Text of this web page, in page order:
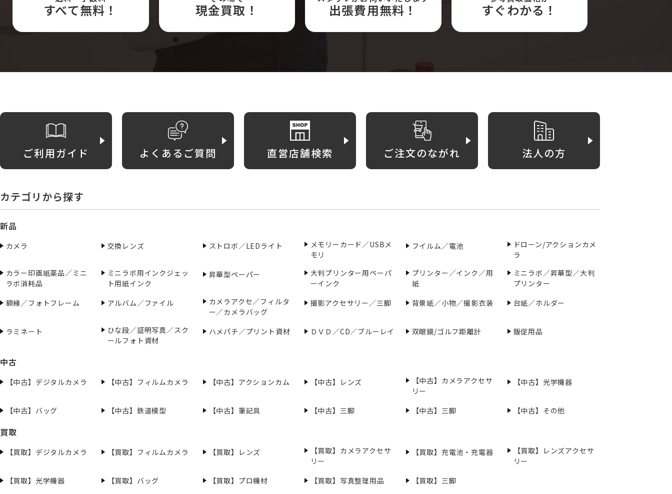
すべて無料！ 現金買取！ 出張費用無料！ すぐわかる！
ご利用ガイド よくあるご質問 直営店舗検索 ご注文のながれ 法人の方
カテゴリから探す
新品
カメラ 交換レンズ ストロボ／LEDライト
メモリーカード／USBメ
モリ
フイルム／電池
ドローン/アクションカメ
ラ
カラー印画紙薬品／ミニ
ラボ消耗品
ミニラボ用インクジェッ
ト用紙インク
昇華型ペーパー
大判プリンター用ペーパ
ーインク
プリンター／インク／用
紙
ミニラボ／昇華型／大判
プリンター
額縁／フォトフレーム
アルバム／ファイル
カメラアクセ／フィルタ
ー／カメラバッグ
撮影アクセサリー／三脚 背景紙／小物／撮影衣装 台紙／ホルダー
ラミネート
ひな段／証明写真／スク
ールフォト資材
ハメパチ／プリント資材 ＤＶＤ／CD／ブルーレイ 双眼鏡/ゴルフ距離計 販促用品
中古
【中古】デジタルカメラ 【中古】フィルムカメラ 【中古】アクションカム 【中古】レンズ
【中古】カメラアクセサ
リー
【中古】光学機器
【中古】バッグ 【中古】鉄道模型 【中古】筆記具 【中古】三脚 【中古】三脚 【中古】その他
買取
【買取】デジタルカメラ 【買取】フィルムカメラ 【買取】レンズ
【買取】カメラアクセサ
リー
【買取】充電池・充電器
【買取】レンズアクセサ
リー
【買取】光学機器
【買取】バッグ 【買取】プロ機材 【買取】写真整理用品 【買取】三脚